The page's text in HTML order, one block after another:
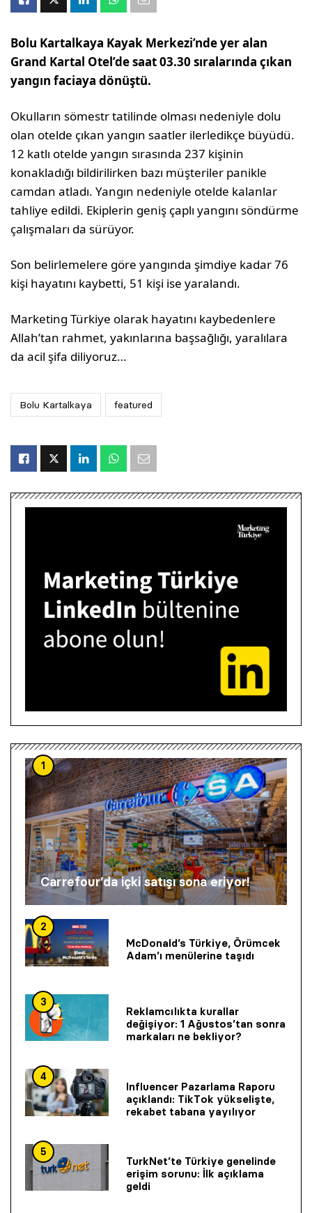
Bolu Kartalkaya Kayak Merkezi’nde yer alan
Grand Kartal Otel’de saat 03.30 sıralarında çıkan
yangın faciaya dönüştü.
Okulların sömestr tatilinde olması nedeniyle dolu
olan otelde çıkan yangın saatler ilerledikçe büyüdü.
12 katlı otelde yangın sırasında 237 kişinin
konakladığı bildirilirken bazı müşteriler panikle
camdan atladı. Yangın nedeniyle otelde kalanlar
tahliye edildi. Ekiplerin geniş çaplı yangını söndürme
çalışmaları da sürüyor.
Son belirlemelere göre yangında şimdiye kadar 76
kişi hayatını kaybetti, 51 kişi ise yaralandı.
Marketing Türkiye olarak hayatını kaybedenlere
Allah’tan rahmet, yakınlarına başsağlığı, yaralılara
da acil şifa diliyoruz…
Bolu Kartalkaya featured
1
Carrefour’da içki satışı sona eriyor!
2
McDonald’s Türkiye, Örümcek
Adam’ı menülerine taşıdı
3
Reklamcılıkta kurallar
değişiyor: 1 Ağustos’tan sonra
markaları ne bekliyor?
4
Influencer Pazarlama Raporu
açıklandı: TikTok yükselişte,
rekabet tabana yayılıyor
5
TurkNet’te Türkiye genelinde
erişim sorunu: İlk açıklama
geldi